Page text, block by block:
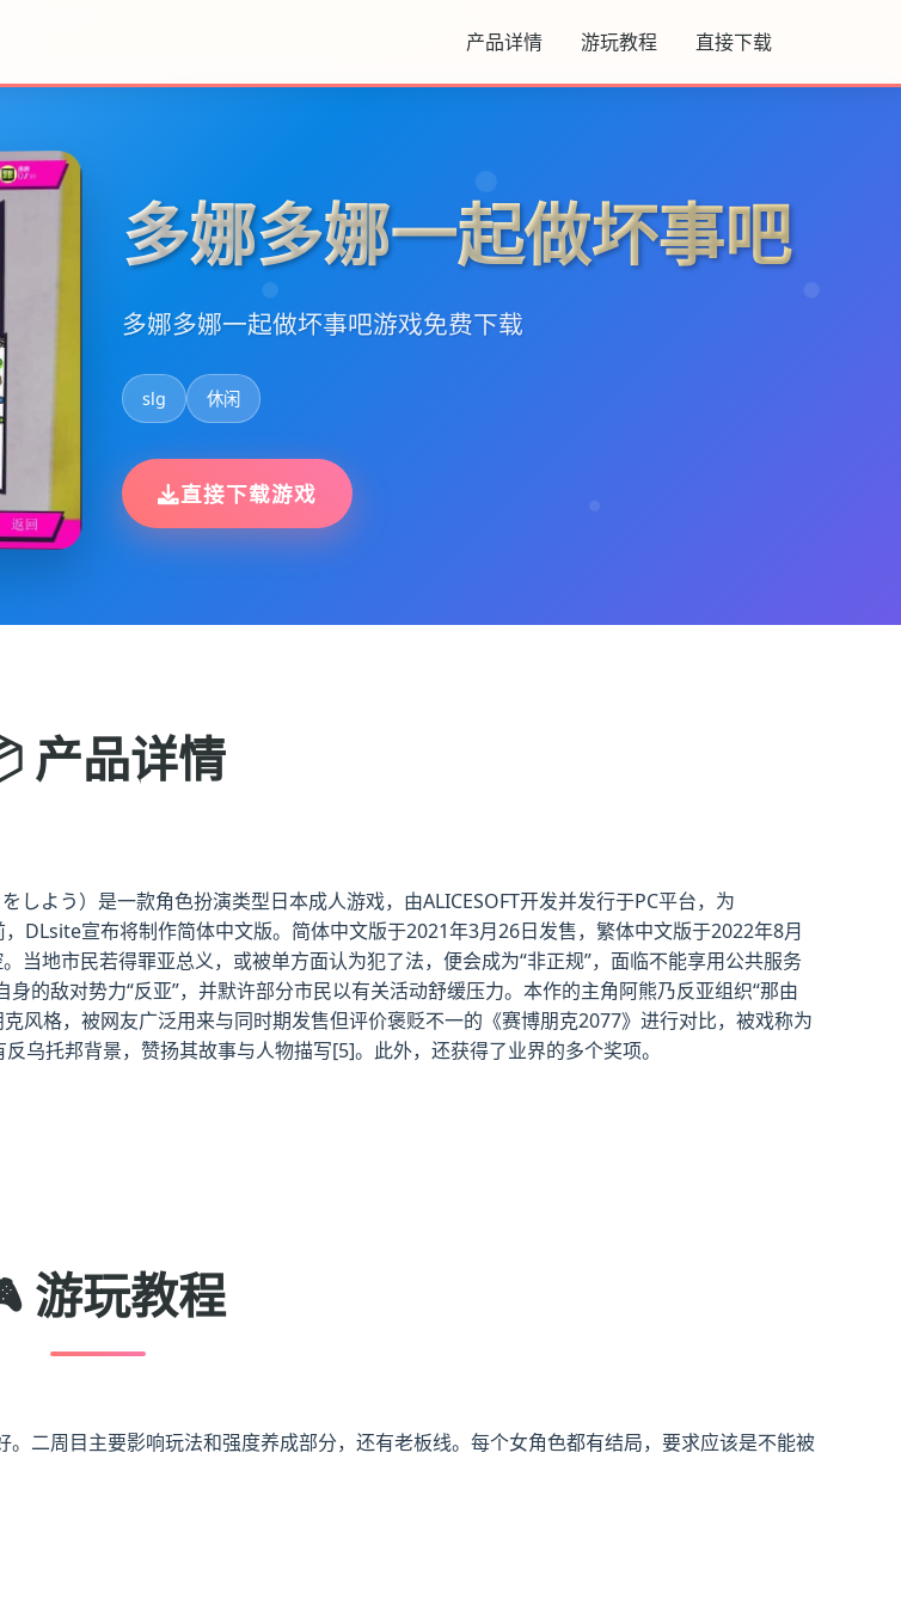
产品详情 游玩教程 直接下载
多娜多娜一起做坏事吧
多娜多娜一起做坏事吧游戏免费下载
slg 休闲
直接下载游戏
产品详情
しよう）是一款角色扮演类型日本成人游戏，由ALICESOFT开发并发行于PC平台，为
DLsite宣布将制作简体中文版。简体中文版于2021年3月26日发售，繁体中文版于2022年8月
地市民若得罪亚总义，或被单方面认为犯了法，便会成为“非正规”，面临不能享用公共服务
的敌对势力“反亚”，并默许部分市民以有关活动舒缓压力。本作的主角阿熊乃反亚组织“那由
风格，被网友广泛用来与同时期发售但评价褒贬不一的《赛博朋克2077》进行对比，被戏称为
乌托邦背景，赞扬其故事与人物描写[5]。此外，还获得了业界的多个奖项。
游玩教程
二周目主要影响玩法和强度养成部分，还有老板线。每个女角色都有结局，要求应该是不能被